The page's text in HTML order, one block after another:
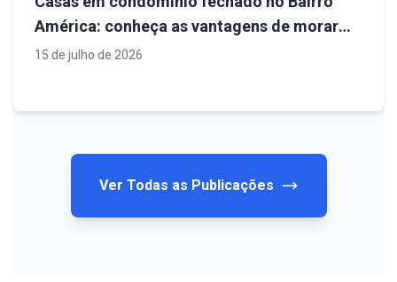
América: conheça as vantagens de morar
em uma das regiões mais valorizadas de
15 de julho de 2026
Ver Todas as Publicações